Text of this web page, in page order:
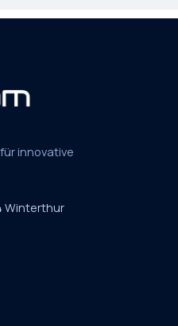
innovative
Winterthur